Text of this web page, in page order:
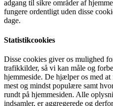
adgang til sikre områder af
fungere ordentligt uden disse
dage.
Statistikcookies
Disse cookies giver os mulighed
trafikkilder, så vi kan måle og
hjemmeside. De hjælper os med
mest og mindst populære samt
rundt på hjemmesiden. Alle
indsamler, er aggregerede og